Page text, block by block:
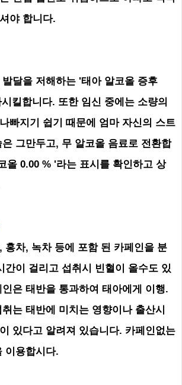
야 합니다.
달을 저해하는 '태아 알코올 증후
킬합니다. 또한 임신 중에는 소량의
빠지기 쉽기 때문에 엄마 자신의 스트
그만두고, 무 알코올 음료로 전환합
올 0.00 % '라는 표시를 확인하고 상
홍차, 녹차 등에 포함 된 카페인을 분
간이 걸리고 섭취시 빈혈이 올수도 있
은 태반을 통과하여 태아에게 이행.
는 태반에 미치는 영향이나 출산시
있다고 알려져 있습니다. 카페인없는
이용합시다.